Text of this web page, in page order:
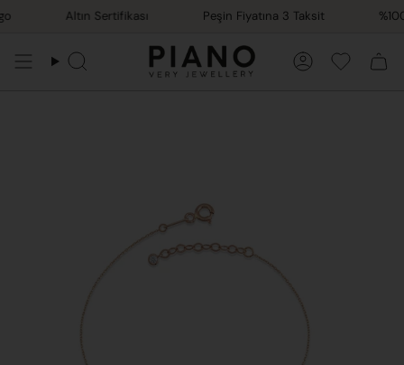
atla
Altın Sertifikası Peşin Fiyatına 3 Taksit
Ara Hesap